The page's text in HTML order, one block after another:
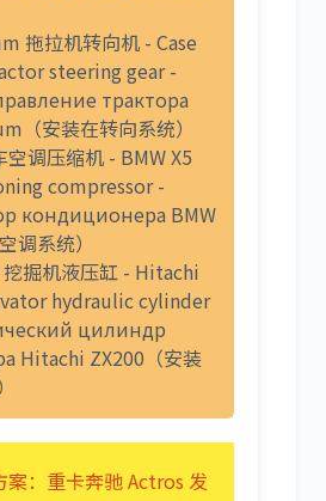
拖拉机转向机 - Case
steering gear -
трактора
（安装在转向系统）
空调压缩机 - BMW X5
compressor -
кондиционера BMW
调系统）
挖掘机液压缸 - Hitachi
hydraulic cylinder
цилиндр
Hitachi ZX200（安装
案：重卡奔驰 Actros 发